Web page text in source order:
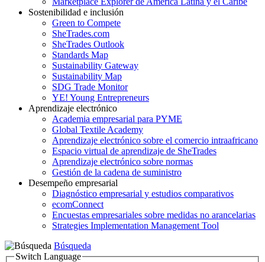
Sostenibilidad e inclusión
Green to Compete
SheTrades.com
SheTrades Outlook
Standards Map
Sustainability Gateway
Sustainability Map
SDG Trade Monitor
YE! Young Entrepreneurs
Aprendizaje electrónico
Academia empresarial para PYME
Global Textile Academy
Aprendizaje electrónico sobre el comercio intraafricano
Espacio virtual de aprendizaje de SheTrades
Aprendizaje electrónico sobre normas
Gestión de la cadena de suministro
Desempeño empresarial
Diagnóstico empresarial y estudios comparativos
ecomConnect
Encuestas empresariales sobre medidas no arancelarias
Strategies Implementation Management Tool
Búsqueda
Switch Language